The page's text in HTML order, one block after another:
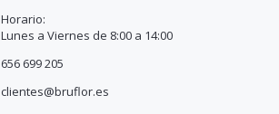
Horario:
Lunes a Viernes de 8:00 a 14:00
656 699 205
clientes@bruflor.es